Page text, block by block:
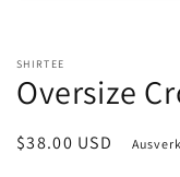
Modal
öffnen
SHIRTEE
Oversize
Normaler
$38.00 USD